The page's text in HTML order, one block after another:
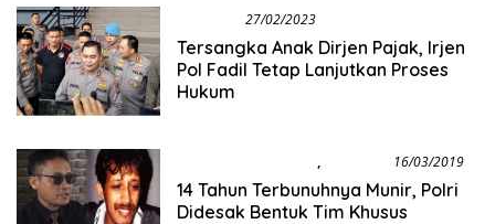
27/02/2023
Tersangka Anak Dirjen Pajak, Irjen
Pol Fadil Tetap Lanjutkan Proses
Hukum
, 16/03/2019
14 Tahun Terbunuhnya Munir, Polri
Didesak Bentuk Tim Khusus